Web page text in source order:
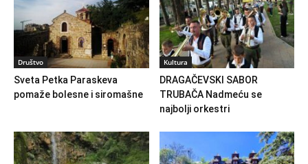
Društvo
Sveta Petka Paraskeva
pomaže bolesne i siromašne
Kultura
DRAGAČEVSKI SABOR
TRUBAČA Nadmeću se
najbolji orkestri